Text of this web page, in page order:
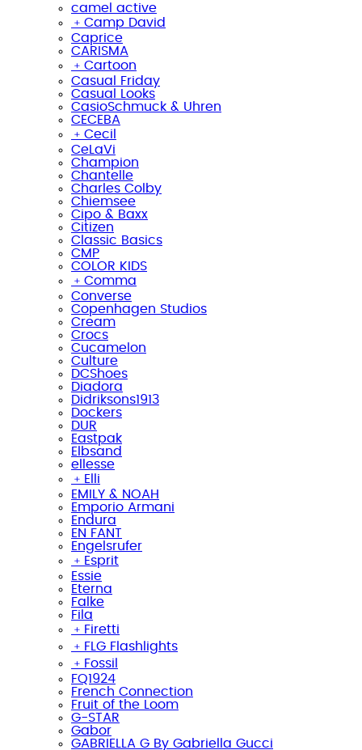
camel active
﹢ Camp David
Caprice
CARISMA
﹢ Cartoon
Casual Friday
Casual Looks
CasioSchmuck & Uhren
CECEBA
﹢ Cecil
CeLaVi
Champion
Chantelle
Charles Colby
Chiemsee
Cipo & Baxx
Citizen
Classic Basics
CMP
COLOR KIDS
﹢ Comma
Converse
Copenhagen Studios
Cream
Crocs
Cucamelon
Culture
DCShoes
Diadora
Didriksons1913
Dockers
DUR
Eastpak
Elbsand
ellesse
﹢ Elli
EMILY & NOAH
Emporio Armani
Endura
EN FANT
Engelsrufer
﹢ Esprit
Essie
Eterna
Falke
Fila
﹢ Firetti
﹢ FLG Flashlights
﹢ Fossil
FQ1924
French Connection
Fruit of the Loom
G-STAR
Gabor
GABRIELLA G By Gabriella Gucci